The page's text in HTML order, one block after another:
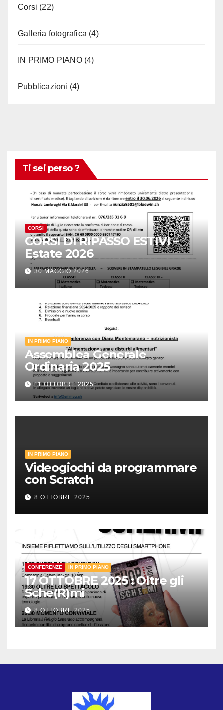
Corsi (22)
Galleria fotografica (4)
IN PRIMO PIANO(4)
Pubblicazioni (4)
Ti sei perso ?
CORSI
CORSI DI RIPASSO ESTIVI –
Estate 2026
30 MAGGIO 2026
IN PRIMO PIANO
Assemblea Generale
Ordinaria 2025
11 OTTOBRE 2025
IN PRIMO PIANO
Videogiochi da programmare
con Scratch
8 OTTOBRE 2025
CONFERENZE IN PRIMO PIANO
17 OTTOBRE 2025 : Oltre gli
Sche(R)mi
8 OTTOBRE 2025